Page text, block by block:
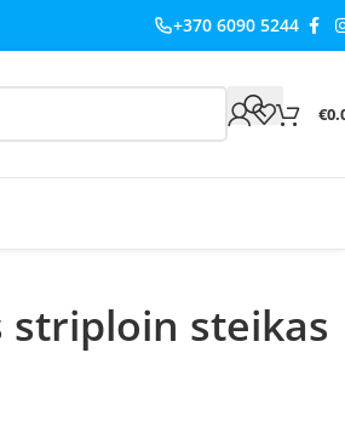
+370 6090 5244
€
striploin steikas